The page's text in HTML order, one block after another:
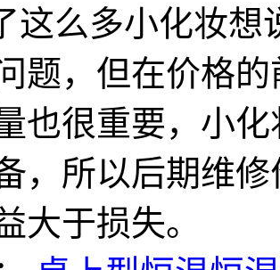
么多小化妆想
题，但在价格
也很重要，小
，所以后期维
大于损失。